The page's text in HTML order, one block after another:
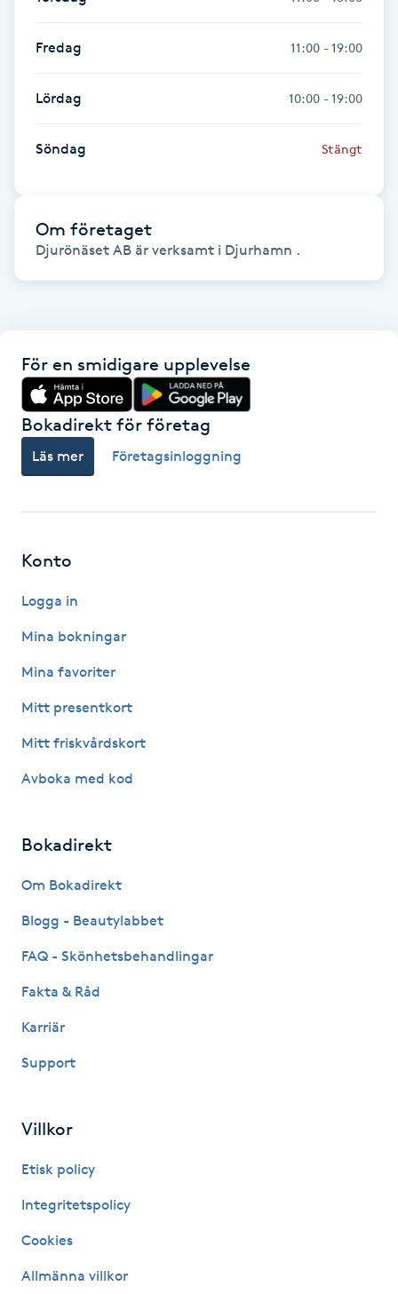
Hollywood Peel
Hot Stone Massage
Huduppstramning
Hyaluronsyra
Hyperhidros
Hypnos
Hårborttagning
Hårbottenbehandling
Hårförlängning
Hälsa
IPL
IPL hårborttagning
K18
Katun fransar
Kemisk peeling
Keratinbehandling
Fredag 11:00 - 19:00
Lördag 10:00 - 19:00
Söndag Stängt
Om företaget
Djurönäset AB är verksamt i Djurhamn .
För en smidigare upplevelse
Bokadirekt för företag
Läs mer Företagsinloggning
Konto
Logga in
Mina bokningar
Mina favoriter
Mitt presentkort
Mitt friskvårdskort
Avboka med kod
Bokadirekt
Om Bokadirekt
Blogg - Beautylabbet
FAQ - Skönhetsbehandlingar
Fakta & Råd
Karriär
Support
Villkor
Etisk policy
Integritetspolicy
Cookies
Allmänna villkor